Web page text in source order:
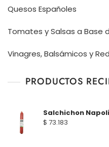
Quesos Españoles
Tomates y Salsas a Base
Vinagres, Balsámicos y
PRODUCTOS
Salchichon
$ 73.183